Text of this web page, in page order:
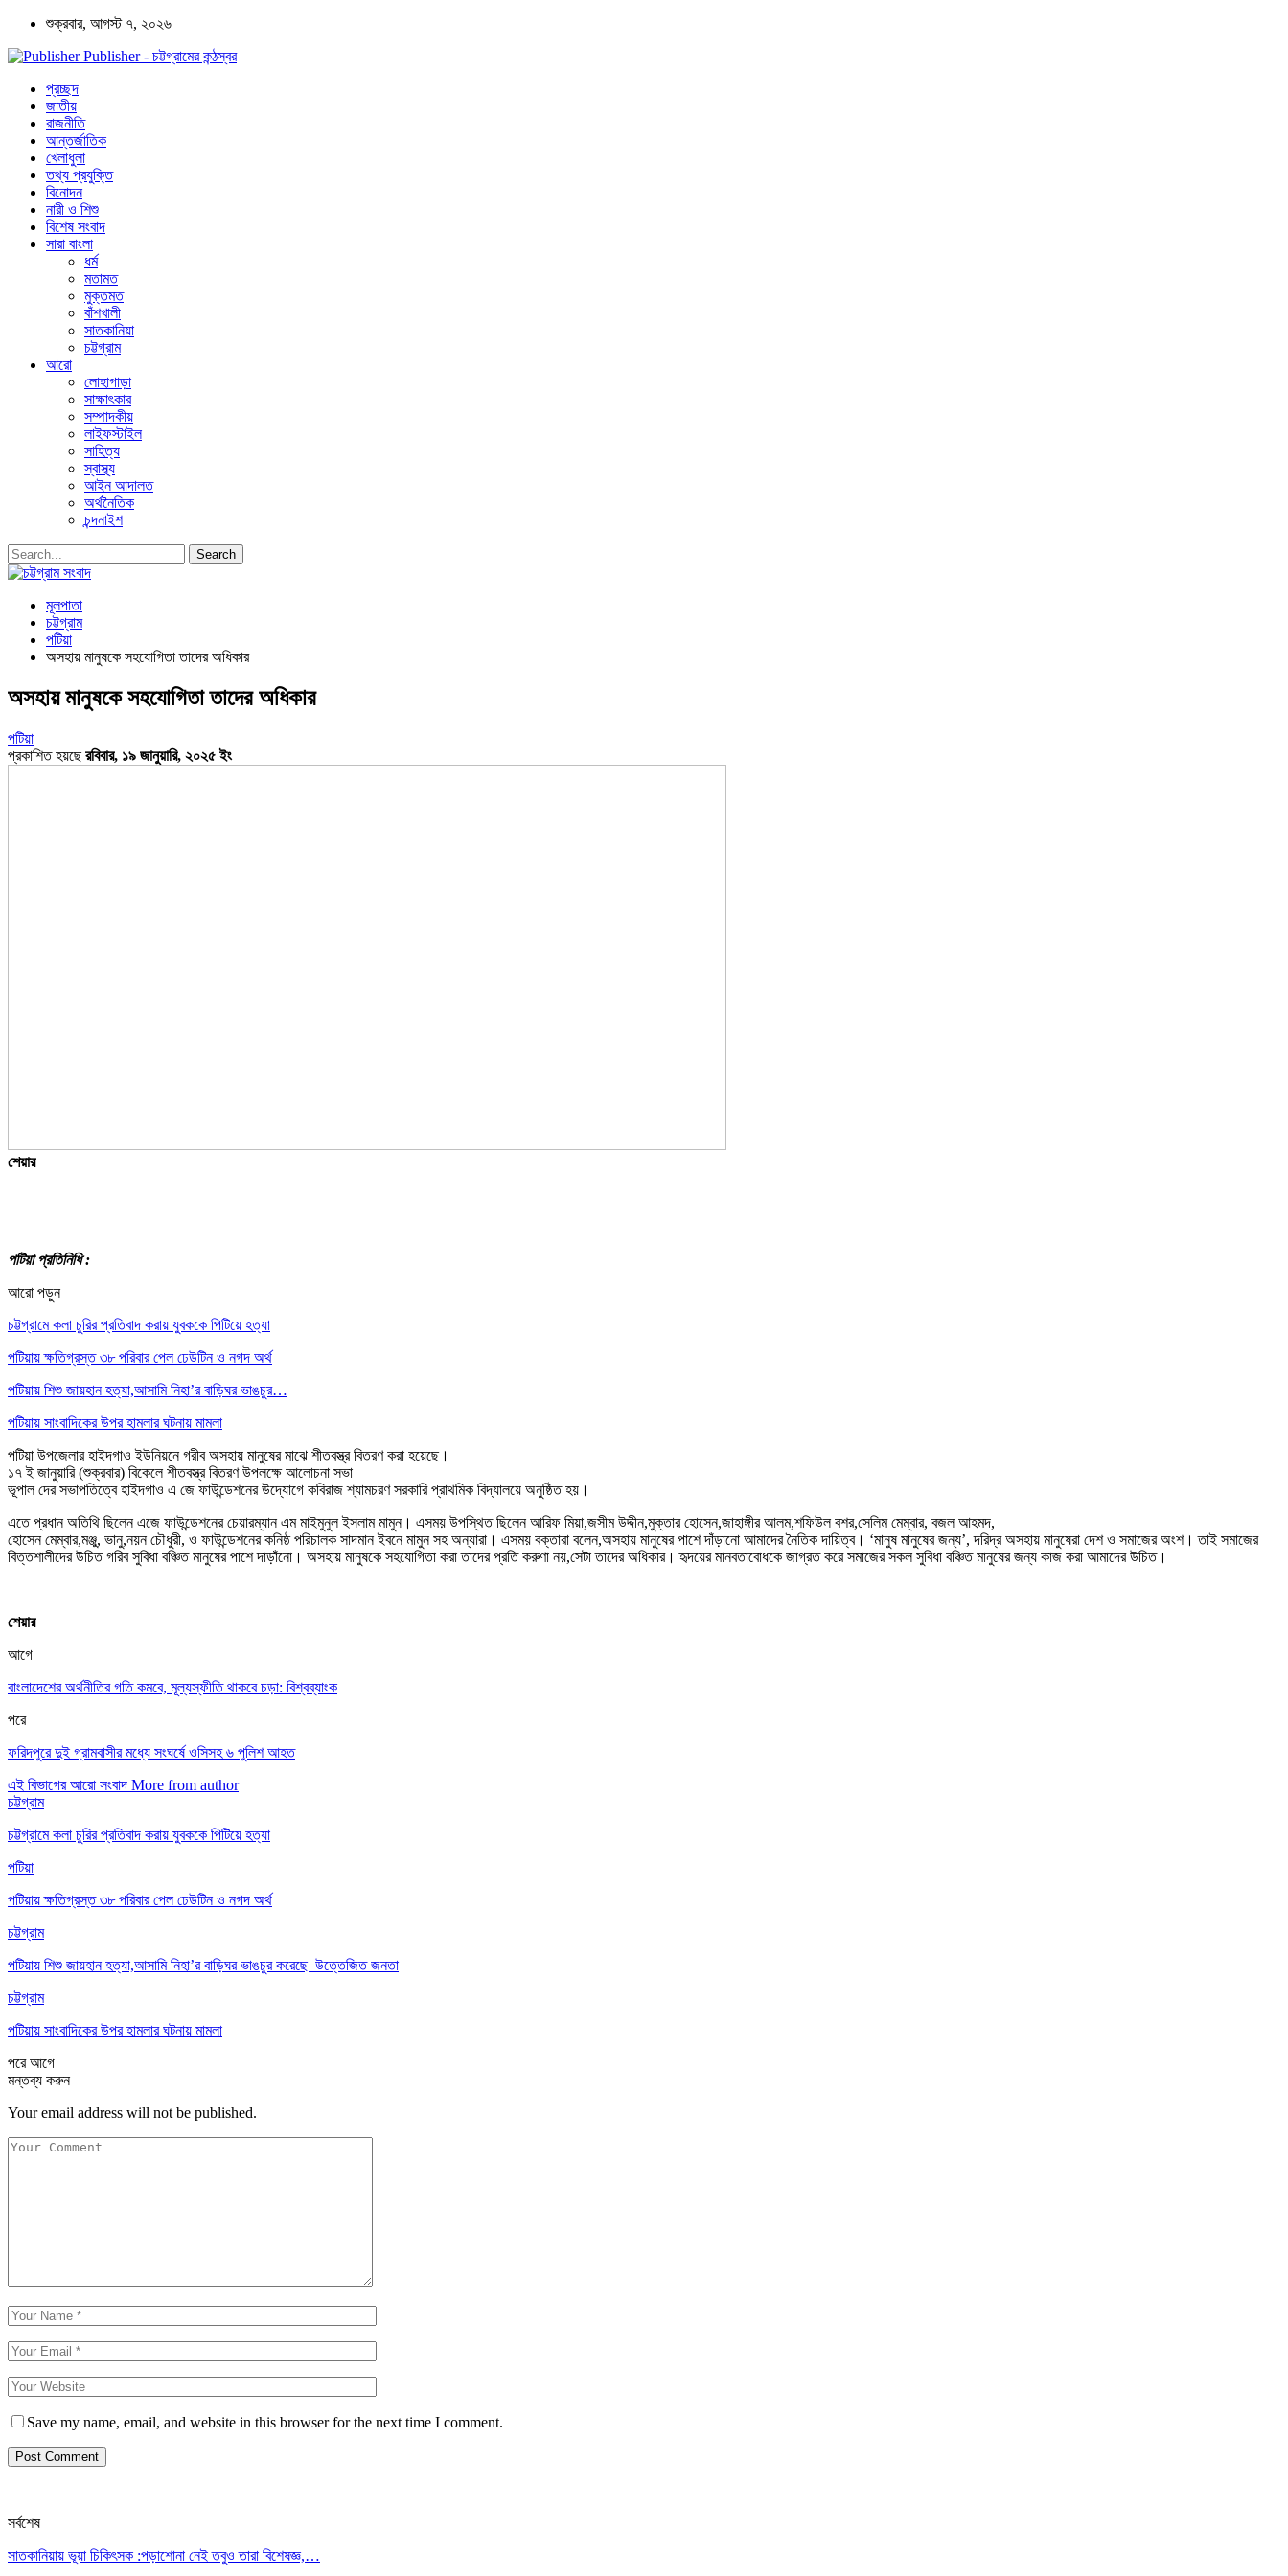
শুক্রবার, আগস্ট ৭, ২০২৬
Publisher - চট্টগ্রামের কন্ঠস্বর
প্রচ্ছদ
জাতীয়
রাজনীতি
আন্তর্জাতিক
খেলাধুলা
তথ্য প্রযুক্তি
বিনোদন
নারী ও শিশু
বিশেষ সংবাদ
সারা বাংলা
ধর্ম
মতামত
মুক্তমত
বাঁশখালী
সাতকানিয়া
চট্টগ্রাম
আরো
লোহাগাড়া
সাক্ষাৎকার
সম্পাদকীয়
লাইফস্টাইল
সাহিত্য
স্বাস্থ্য
আইন আদালত
অর্থনৈতিক
চন্দনাইশ
মূলপাতা
চট্টগ্রাম
পটিয়া
অসহায় মানুষকে সহযোগিতা তাদের অধিকার
অসহায় মানুষকে সহযোগিতা তাদের অধিকার
পটিয়া
প্রকাশিত হয়ছেরবিবার, ১৯ জানুয়ারি, ২০২৫ ইং
শেয়ার
পটিয়া প্রতিনিধি :
আরো পড়ুন
চট্টগ্রামে কলা চুরির প্রতিবাদ করায় যুবককে পিটিয়ে হত্যা
পটিয়ায় ক্ষতিগ্রস্ত ৩৮ পরিবার পেল ঢেউটিন ও নগদ অর্থ
পটিয়ায় শিশু জায়হান হত্যা,আসামি নিহা’র বাড়িঘর ভাঙচুর…
পটিয়ায় সাংবাদিকের উপর হামলার ঘটনায় মামলা
পটিয়া উপজেলার হাইদগাও ইউনিয়নে গরীব অসহায় মানুষের মাঝে শীতবস্ত্র বিতরণ করা হয়েছে।
১৭ ই জানুয়ারি (শুক্রবার) বিকেলে শীতবস্ত্র বিতরণ উপলক্ষে আলোচনা সভা
ভূপাল দের সভাপতিত্বে হাইদগাও এ জে ফাউন্ডেশনের উদ্যােগে কবিরাজ শ্যামচরণ সরকারি প্রাথমিক বিদ্যালয়ে অনুষ্ঠিত হয়।
এতে প্রধান অতিথি ছিলেন এজে ফাউন্ডেশনের চেয়ারম্যান এম মাইমুনুল ইসলাম মামুন। এসময় উপস্থিত ছিলেন আরিফ মিয়া,জসীম উদ্দীন,মুক্তার হোসেন,জাহাঙ্গীর আলম,শফিউল বশর,সেলিম মেম্বার, বজল আহমদ,
হোসেন মেম্বার,মঞ্জু, ভানু,নয়ন চৌধুরী, ও ফাউন্ডেশনের কনিষ্ঠ পরিচালক সাদমান ইবনে মামুন সহ অন্যারা। এসময় বক্তারা বলেন,অসহায় মানুষের পাশে দাঁড়ানো আমাদের নৈতিক দায়িত্ব। ‘মানুষ মানুষের জন্য’, দরিদ্র অসহায় মানুষেরা দেশ ও সমাজের অংশ। তাই সমাজের
বিত্তশালীদের উচিত গরিব সুবিধা বঞ্চিত মানুষের পাশে দাড়াঁনো। অসহায় মানুষকে সহযোগিতা করা তাদের প্রতি করুণা নয়,সেটা তাদের অধিকার। হৃদয়ের মানবতাবোধকে জাগ্রত করে সমাজের সকল সুবিধা বঞ্চিত মানুষের জন্য কাজ করা আমাদের উচিত।
শেয়ার
আগে
বাংলাদেশের অর্থনীতির গতি কমবে, মূল্যস্ফীতি থাকবে চড়া: বিশ্বব্যাংক
পরে
ফরিদপুরে দুই গ্রামবাসীর মধ্যে সংঘর্ষে ওসিসহ ৬ পুলিশ আহত
এই বিভাগের আরো সংবাদ More from author
চট্টগ্রাম
চট্টগ্রামে কলা চুরির প্রতিবাদ করায় যুবককে পিটিয়ে হত্যা
পটিয়া
পটিয়ায় ক্ষতিগ্রস্ত ৩৮ পরিবার পেল ঢেউটিন ও নগদ অর্থ
চট্টগ্রাম
পটিয়ায় শিশু জায়হান হত্যা,আসামি নিহা’র বাড়িঘর ভাঙচুর করেছে উত্তেজিত জনতা
চট্টগ্রাম
পটিয়ায় সাংবাদিকের উপর হামলার ঘটনায় মামলা
পরেআগে
মন্তব্য করুন
Your email address will not be published.
Save my name, email, and website in this browser for the next time I comment.
সর্বশেষ
সাতকানিয়ায় ভূয়া চিকিৎসক :পড়াশোনা নেই তবুও তারা বিশেষজ্ঞ,…